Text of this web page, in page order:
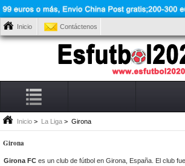
Inicio Contáctenos
Inicio > La Liga > Girona
Girona
Girona FC es un club de fútbol en Girona, España. El club